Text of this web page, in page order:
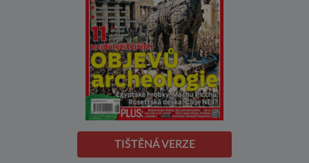
TIŠTĚNÁ VERZE